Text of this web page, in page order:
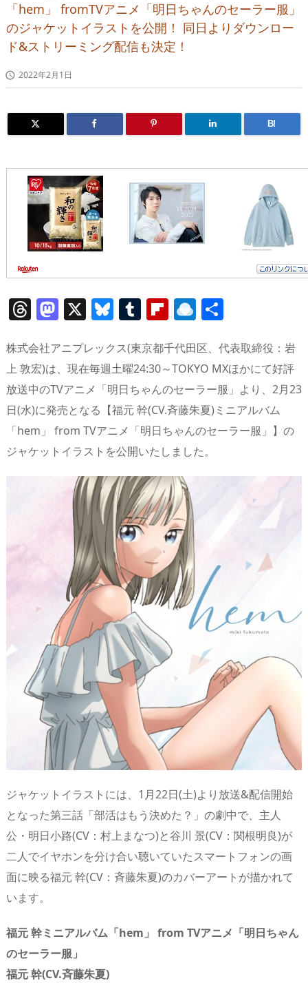
「hem」 fromTVアニメ「明日ちゃんのセーラー服」
のジャケットイラストを公開！ 同日よりダウンロー
ド&ストリーミング配信も決定！
 2022年2月1日
B!
T
re
a
d
s
M
st
o
d
o
n
X Bl
e
sk
y
T
m
bl
r
Fl
b
o
ar
d
R
n
d
ro
p.
io
株式会社アニプレックス(東京都千代田区、代表取締役：岩
上 敦宏)は、現在毎週土曜24:30～TOKYO MXほかにて好評
放送中のTVアニメ「明日ちゃんのセーラー服」より、2月23
日(水)に発売となる【福元 幹(CV.斉藤朱夏)ミニアルバム
「hem」 from TVアニメ「明日ちゃんのセーラー服」】の
ジャケットイラストを公開いたしました。
ジャケットイラストには、1月22日(土)より放送&配信開始
となった第三話「部活はもう決めた？」の劇中で、主人
公・明日小路(CV：村上まなつ)と谷川 景(CV：関根明良)が
二人でイヤホンを分け合い聴いていたスマートフォンの画
面に映る福元 幹(CV：斉藤朱夏)のカバーアートが描かれて
います。
福元 幹ミニアルバム「hem」 from TVアニメ「明日ちゃん
のセーラー服」
福元 幹(CV.斉藤朱夏)